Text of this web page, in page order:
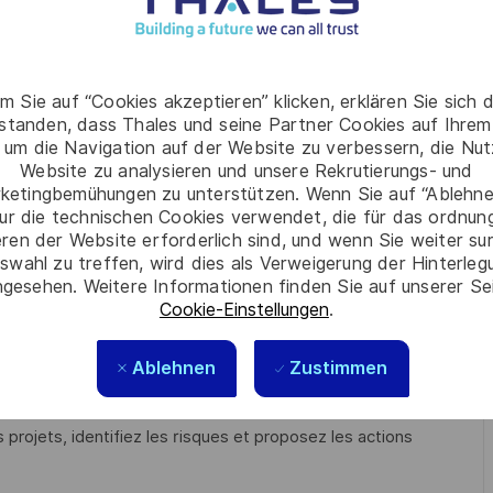
Sie auf “Cookies akzeptieren” klicken, erklären Sie sich
dass Thales und seine Partner Cookies auf
um die Navigation auf der Website zu verbessern, die
Website zu analysieren und unsere Rekrutierungs- und
zu unterstützen. Wenn Sie auf
die technischen Cookies verwendet, die für das
der Website erforderlich sind, und wenn Sie weiter
zu treffen, wird dies als Verweigerung der
Weitere Informationen finden Sie auf unserer
Cookie-Einstellungen.
Ablehnen Zustimmen
avec les équipes réparties sur plusieurs sites (Valence,
régulières, en présentiel (déplacements
principalement axées sur la maturité technique des
réalisation d’études et de simulations dans des domaines
des produits attestant de la tenue « prédictive » des
rigoureuses).
des ingénieurs produits, électroniques et logiciels.
mise au point, d’intégration continue, de vérification des
Causes Racines (RCA).
projets, identifiez les risques et proposez les actions